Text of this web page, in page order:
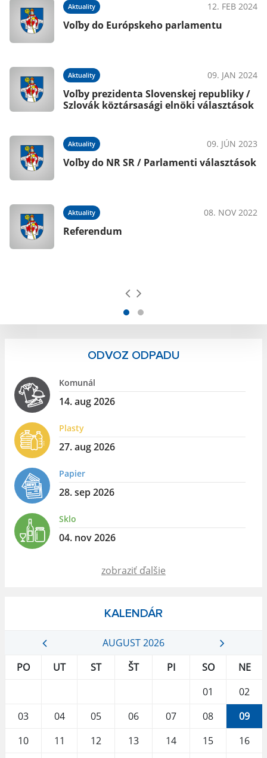
Aktuality 12. FEB 2024
Voľby do Európskeho parlamentu
Aktuality 09. JAN 2024
Voľby prezidenta Slovenskej republiky /
Szlovák köztársasági elnöki választások
Aktuality 09. JÚN 2023
Voľby do NR SR / Parlamenti választások
Aktuality 08. NOV 2022
Referendum
ODVOZ ODPADU
Komunál
14. aug 2026
Plasty
27. aug 2026
Papier
28. sep 2026
Sklo
04. nov 2026
zobraziť ďalšie
KALENDÁR
AUGUST 2026
PO
UT ST ŠT PI SO
NE
01
02
03
04 05 06 07 08
09
10
11 12 13 14 15
16